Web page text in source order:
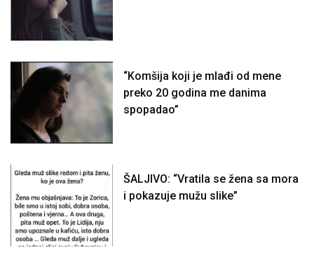
“Komšija koji je mlađi od mene
preko 20 godina me danima
spopadao”
ŠALJIVO: “Vratila se žena sa mora
i pokazuje mužu slike”